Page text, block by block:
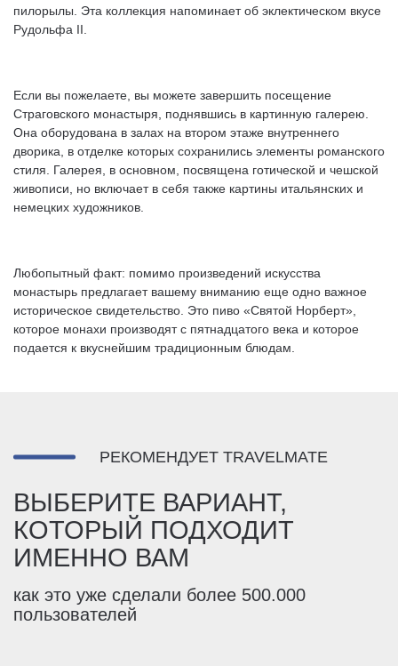
пилорылы. Эта коллекция напоминает об эклектическом вкусе
Рудольфа II.
Если вы пожелаете, вы можете завершить посещение
Страговского монастыря, поднявшись в картинную галерею.
Она оборудована в залах на втором этаже внутреннего
дворика, в отделке которых сохранились элементы романского
стиля. Галерея, в основном, посвящена готической и чешской
живописи, но включает в себя также картины итальянских и
немецких художников.
Любопытный факт: помимо произведений искусства
монастырь предлагает вашему вниманию еще одно важное
историческое свидетельство. Это пиво «Святой Норберт»,
которое монахи производят с пятнадцатого века и которое
подается к вкуснейшим традиционным блюдам.
РЕКОМЕНДУЕТ TRAVELMATE
ВЫБЕРИТЕ ВАРИАНТ,
КОТОРЫЙ ПОДХОДИТ
ИМЕННО ВАМ
как это уже сделали более 500.000
пользователей